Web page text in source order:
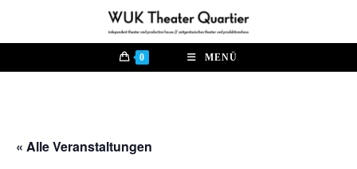
springen
0 MENÜ
« Alle Veranstaltungen